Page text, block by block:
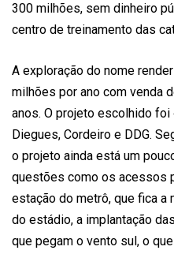
300 milhões, sem dinheiro
centro de treinamento das
A exploração do nome
milhões por ano com venda
anos. O projeto escolhido
Diegues, Cordeiro e DDG.
o projeto ainda está um
questões como os acessos
estação do metrô, que fica a
do estádio, a implantação
que pegam o vento sul, o